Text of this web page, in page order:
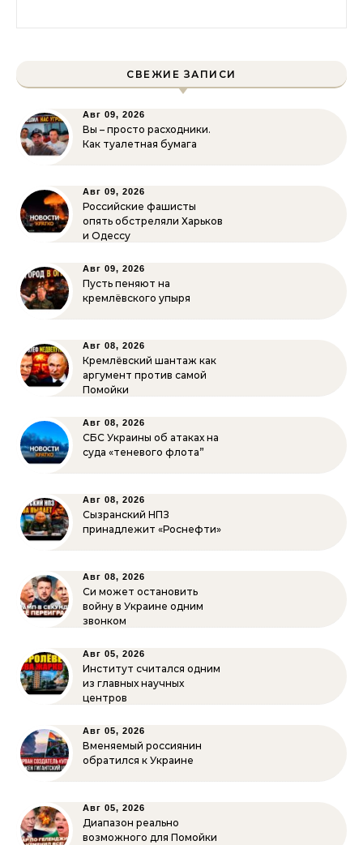
СВЕЖИЕ ЗАПИСИ
Авг 09, 2026
Вы – просто расходники.
Как туалетная бумага
Авг 09, 2026
Российские фашисты
опять обстреляли Харьков
и Одессу
Авг 09, 2026
Пусть пеняют на
кремлёвского упыря
Авг 08, 2026
Кремлёвский шантаж как
аргумент против самой
Помойки
Авг 08, 2026
СБС Украины об атаках на
суда «теневого флота”
Авг 08, 2026
Сызранский НПЗ
принадлежит «Роснефти»
Авг 08, 2026
Си может остановить
войну в Украине одним
звонком
Авг 05, 2026
Институт считался одним
из главных научных
центров
Авг 05, 2026
Вменяемый россиянин
обратился к Украине
Авг 05, 2026
Диапазон реально
возможного для Помойки